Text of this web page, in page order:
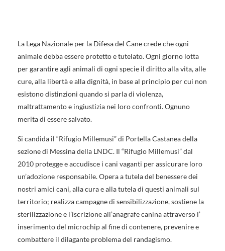
La Lega Nazionale per la Difesa del Cane crede che ogni
animale debba essere protetto e tutelato. Ogni giorno lotta
per garantire agli animali di ogni specie il diritto alla vita, alle
cure, alla libertà e alla dignità, in base al principio per cui non
esistono distinzioni quando si parla di violenza,
maltrattamento e ingiustizia nei loro confronti. Ognuno
merita di essere salvato.
Si candida il “Rifugio Millemusi” di Portella Castanea della
sezione di Messina della LNDC. Il “Rifugio Millemusi” dal
2010 protegge e accudisce i cani vaganti per assicurare loro
un’adozione responsabile. Opera a tutela del benessere dei
nostri amici cani, alla cura e alla tutela di questi animali sul
territorio; realizza campagne di sensibilizzazione, sostiene la
sterilizzazione e l’iscrizione all’anagrafe canina attraverso l’
inserimento del microchip al fine di contenere, prevenire e
combattere il dilagante problema del randagismo.